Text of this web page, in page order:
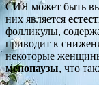
СИЯ может быть
них является
фолликулы,
приводит к
некоторые
менопаузы, что